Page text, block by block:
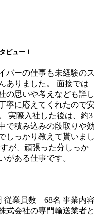
ビュー！
バーの仕事も未経験のス
ありました。 面接では
の思いや考えなども詳し
寧に応えてくれたので安
実際入社した後は、約3
で積み込みの段取りや効
しっかり教えて貰いまし
が、頑張った分しっか
がある仕事です。
業員数 68名 事業内容
式会社の専門輸送業者と